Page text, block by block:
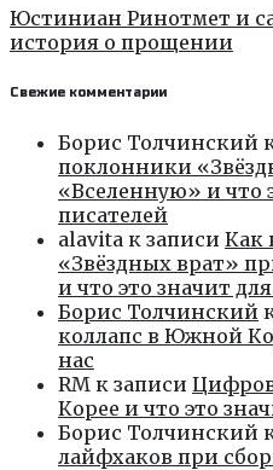
Юстиниан Ринотмет и
история о прощении
Свежие комментарии
Борис Толчинский
поклонники
«Вселенную» и что
писателей
alavita к записи Как
«Звёздных врат»
и что это значит
Борис Толчинский
коллапс в Южной
нас
RM к записи
Корее и что это
Борис Толчинский
лайфхаков при